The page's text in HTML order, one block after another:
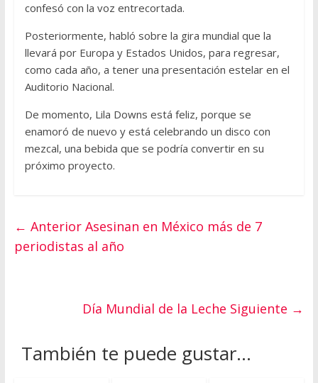
confesó con la voz entrecortada.
Posteriormente, habló sobre la gira mundial que la
llevará por Europa y Estados Unidos, para regresar,
como cada año, a tener una presentación estelar en el
Auditorio Nacional.
De momento, Lila Downs está feliz, porque se
enamoró de nuevo y está celebrando un disco con
mezcal, una bebida que se podría convertir en su
próximo proyecto.
← AnteriorAsesinan en México más de 7
periodistas al año
Día Mundial de la Leche Siguiente →
También te puede gustar...